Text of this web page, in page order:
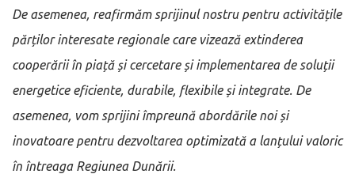
De asemenea, reafirmăm sprijinul nostru pentru activitățile
părților interesate regionale care vizează extinderea
cooperării în piață și cercetare și implementarea de soluții
energetice eficiente, durabile, flexibile și integrate. De
asemenea, vom sprijini împreună abordările noi și
inovatoare pentru dezvoltarea optimizată a lanțului valoric
în întreaga Regiunea Dunării.